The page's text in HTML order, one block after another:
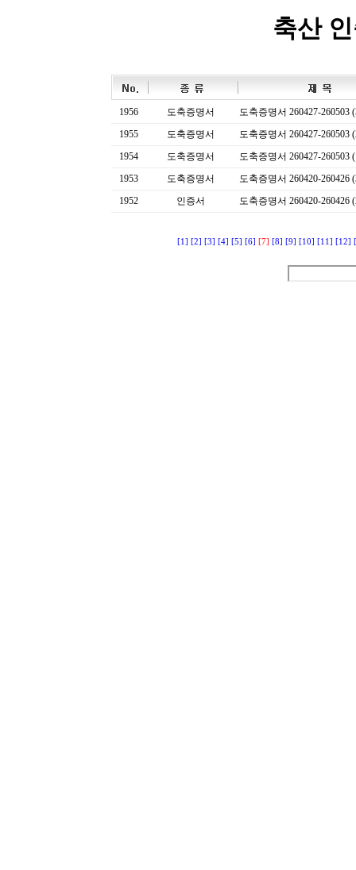
축산
1956 도축증명서
도축증명서 260427-260503
1955
도축증명서
도축증명서 260427-260503
1954
도축증명서
도축증명서 260427-260503
1953
도축증명서
도축증명서 260420-260426
1952
인증서 도축증명서 260420-260426
[1] [2] [3] [4] [5] [6] [7] [8] [9] [10] [11] [12]